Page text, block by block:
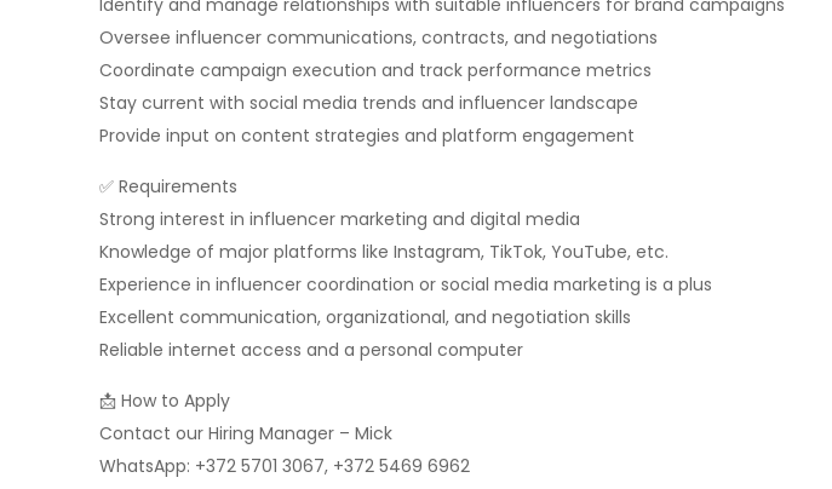
Oversee influencer communications, contracts, and negotiations
Coordinate campaign execution and track performance metrics
Stay current with social media trends and influencer landscape
Provide input on content strategies and platform engagement
✅ Requirements
Strong interest in influencer marketing and digital media
Knowledge of major platforms like Instagram, TikTok, YouTube, etc.
Experience in influencer coordination or social media marketing is a plus
Excellent communication, organizational, and negotiation skills
Reliable internet access and a personal computer
📩 How to Apply
Contact our Hiring Manager – Mick
WhatsApp: +372 5701 3067, +372 5469 6962